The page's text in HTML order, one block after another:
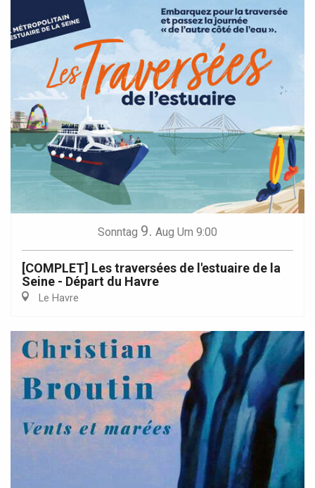
Sonntag 9. Aug Um 9:00
[COMPLET] Les traversées de l'estuaire de la
Seine - Départ du Havre
Le Havre